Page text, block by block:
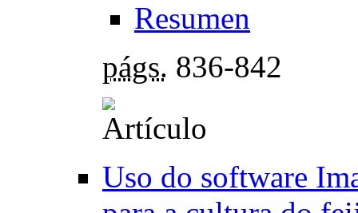
Resumen
págs. 836-842
Uso do software